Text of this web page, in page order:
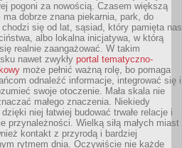
pogoni za nowością. Czasem większą
ma dobrze znana piekarnia, park, do
chodzi się od lat, sąsiad, który pamięta nas
albo lokalna inicjatywa, w którą
realnie zaangażować. W takim
nawet zwykły portal tematyczno-
może pełnić ważną rolę, bo pomaga
odnaleźć informacje, integrować się i
swoje otoczenie. Mała skala nie
małego znaczenia. Niekiedy
dzięki niej łatwiej budować trwałe relacje i
przynależności. Wielką siłą małych miast
kontakt z przyrodą i bardziej
rytmem dnia. Oczywiście nie każde